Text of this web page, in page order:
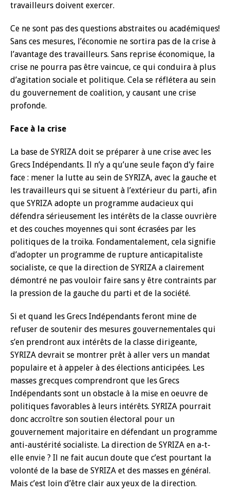
travailleurs doivent exercer.
Ce ne sont pas des questions abstraites ou académiques!
Sans ces mesures, l’économie ne sortira pas de la crise à
l’avantage des travailleurs. Sans reprise économique, la
crise ne pourra pas être vaincue, ce qui conduira à plus
d’agitation sociale et politique. Cela se réflétera au sein
du gouvernement de coalition, y causant une crise
profonde.
Face à la crise
La base de SYRIZA doit se préparer à une crise avec les
Grecs Indépendants. Il n’y a qu’une seule façon d’y faire
face : mener la lutte au sein de SYRIZA, avec la gauche et
les travailleurs qui se situent à l’extérieur du parti, afin
que SYRIZA adopte un programme audacieux qui
défendra sérieusement les intérêts de la classe ouvrière
et des couches moyennes qui sont écrasées par les
politiques de la troïka. Fondamentalement, cela signifie
d’adopter un programme de rupture anticapitaliste
socialiste, ce que la direction de SYRIZA a clairement
démontré ne pas vouloir faire sans y être contraints par
la pression de la gauche du parti et de la société.
Si et quand les Grecs Indépendants feront mine de
refuser de soutenir des mesures gouvernementales qui
s’en prendront aux intérêts de la classe dirigeante,
SYRIZA devrait se montrer prêt à aller vers un mandat
populaire et à appeler à des élections anticipées. Les
masses grecques comprendront que les Grecs
Indépendants sont un obstacle à la mise en oeuvre de
politiques favorables à leurs intérêts. SYRIZA pourrait
donc accroître son soutien électoral pour un
gouvernement majoritaire en défendant un programme
anti-austérité socialiste. La direction de SYRIZA en a-t-
elle envie ? Il ne fait aucun doute que c’est pourtant la
volonté de la base de SYRIZA et des masses en général.
Mais c’est loin d’être clair aux yeux de la direction.